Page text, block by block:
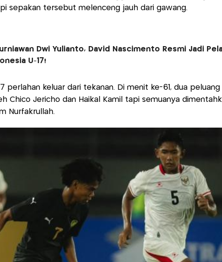
sepakan tersebut melenceng jauh dari gawang.
Dwi Yulianto, David Nascimento Resmi Jadi
U-17!
perlahan keluar dari tekanan. Di menit ke-61, dua peluang
Chico Jericho dan Haikal Kamil tapi semuanya
Nurfakrullah.